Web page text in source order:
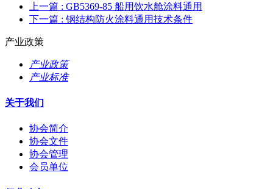
上一篇 : GB5369-85 船用饮水舱涂料通用
下一篇 : 钢结构防火涂料通用技术条件
产业政策
产业政策
产业标准
关于我们
协会简介
协会文件
协会管理
会员单位